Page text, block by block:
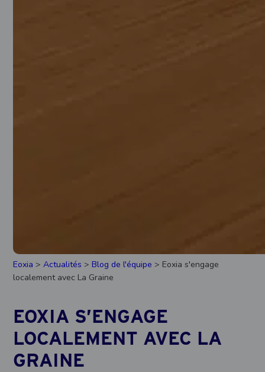
Eoxia >Actualités >Blog de l'équipe > Eoxia s'engage
localement avec La Graine
EOXIA S’ENGAGE
LOCALEMENT AVEC LA
GRAINE